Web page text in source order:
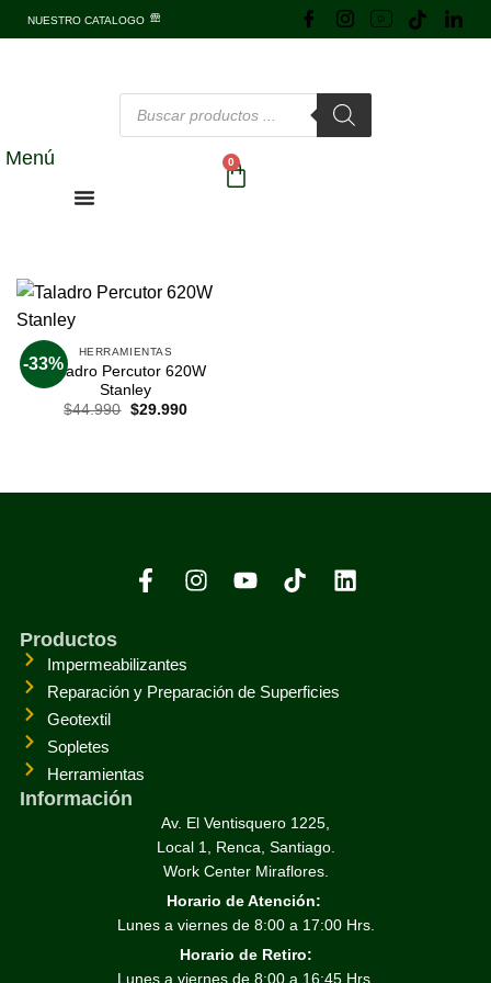
NUESTRO CATALOGO
Menú 0
-33%
HERRAMIENTAS
Taladro Percutor 620W
Stanley
$44.990 $29.990
Información
Av. El Ventisquero 1225,
Local 1, Renca, Santiago.
Work Center Miraflores.
Horario de Atención:
Lunes a viernes de 8:00 a 17:00 Hrs.
Horario de Retiro:
Lunes a viernes de 8:00 a 16:45 Hrs.
Productos
Impermeabilizantes
Reparación y Preparación de Superficies
Geotextil
Sopletes
Herramientas